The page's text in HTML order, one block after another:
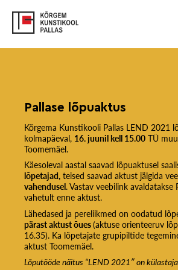
Pallase lõpuaktus
Kõrgema Kunstikooli Pallas LEND 2021
kolmapäeval, 16. juunil kell 15.00 TÜ
Toomemäel.
Käesoleval aastal saavad lõpuaktusel
lõpetajad, teised saavad aktust jälgida
vahendusel. Vastav veebilink avaldatakse
vahetult enne aktust.
Lähedased ja pereliikmed on oodatud
pärast aktust õues(aktuse orienteeruv
16.35). Ka lõpetajate grupipiltide
aktust Toomemäel.
Lõputööde näitus “LEND 2021″ on